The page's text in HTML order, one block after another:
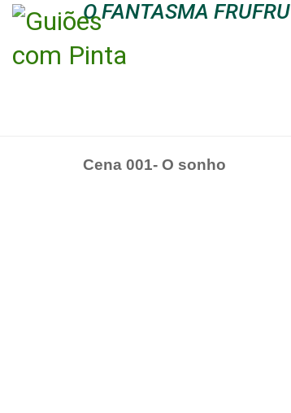
O FANTASMA FRUFRU
Cena 001- O sonho